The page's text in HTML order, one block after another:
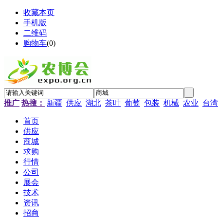
收藏本页
手机版
二维码
购物车(0)
推广 热搜： 新疆 供应 湖北 茶叶 葡萄 包装 机械 农业 台湾
首页
供应
商城
求购
行情
公司
展会
技术
资讯
招商